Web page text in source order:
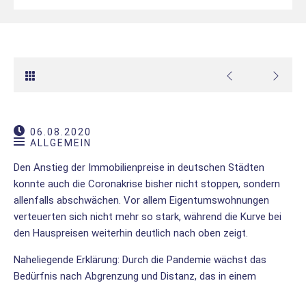
06.08.2020
ALLGEMEIN
Den Anstieg der Immobilienpreise in deutschen Städten
konnte auch die Coronakrise bisher nicht stoppen, sondern
allenfalls abschwächen. Vor allem Eigentumswohnungen
verteuerten sich nicht mehr so stark, während die Kurve bei
den Hauspreisen weiterhin deutlich nach oben zeigt.
Naheliegende Erklärung: Durch die Pandemie wächst das
Bedürfnis nach Abgrenzung und Distanz, das in einem